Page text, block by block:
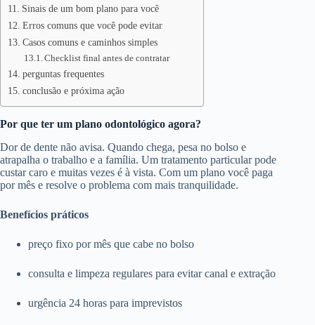
Sinais de um bom plano para você
Erros comuns que você pode evitar
Casos comuns e caminhos simples
Checklist final antes de contratar
perguntas frequentes
conclusão e próxima ação
Por que ter um plano odontológico agora?
Dor de dente não avisa. Quando chega, pesa no bolso e
atrapalha o trabalho e a família. Um tratamento particular pode
custar caro e muitas vezes é à vista. Com um plano você paga
por mês e resolve o problema com mais tranquilidade.
Benefícios práticos
preço fixo por mês que cabe no bolso
consulta e limpeza regulares para evitar canal e extração
urgência 24 horas para imprevistos